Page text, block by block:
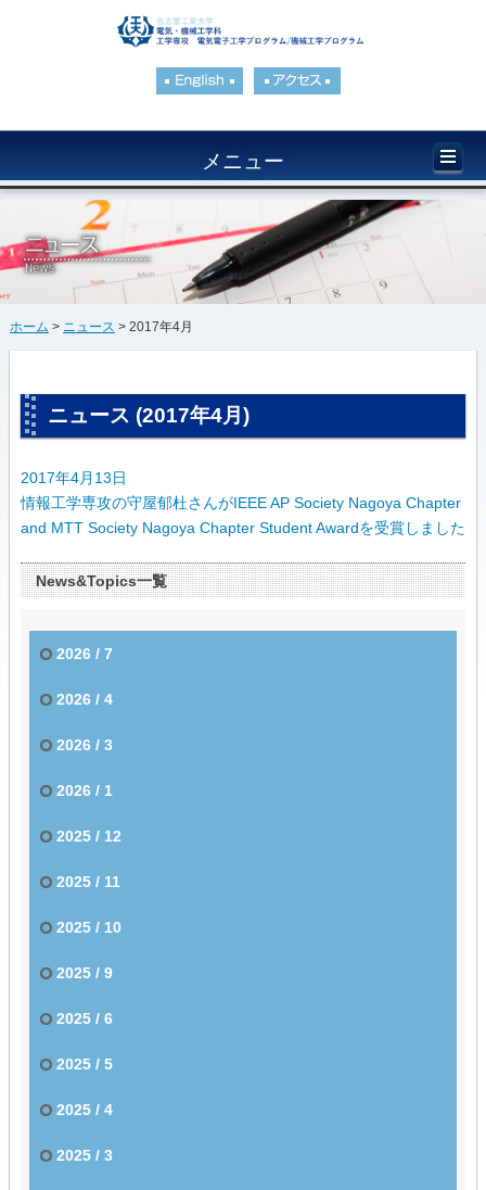
メニュー
ホーム > ニュース > 2017年4月
ニュース (2017年4月)
2017年4月13日
情報工学専攻の守屋郁杜さんがIEEE AP Society Nagoya Chapter
and MTT Society Nagoya Chapter Student Awardを受賞しました
News&Topics一覧
2026 / 7
2026 / 4
2026 / 3
2026 / 1
2025 / 12
2025 / 11
2025 / 10
2025 / 9
2025 / 6
2025 / 5
2025 / 4
2025 / 3